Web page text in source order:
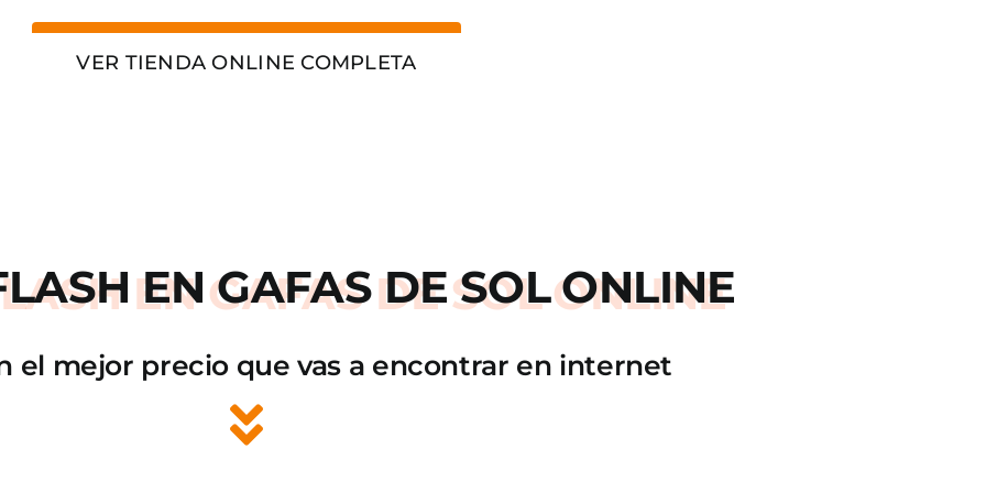
VER TIENDA ONLINE COMPLETA
EN GAFAS DE SOL ONLINE
el mejor precio que vas a encontrar en internet